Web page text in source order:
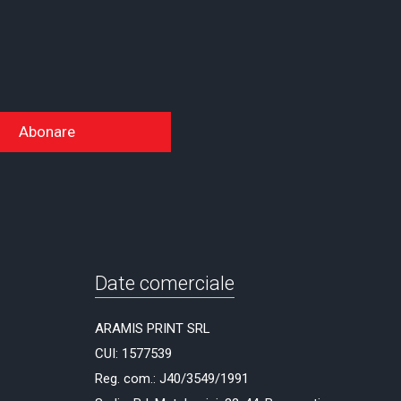
Abonare
Date comerciale
ARAMIS PRINT SRL
CUI: 1577539
Reg. com.: J40/3549/1991